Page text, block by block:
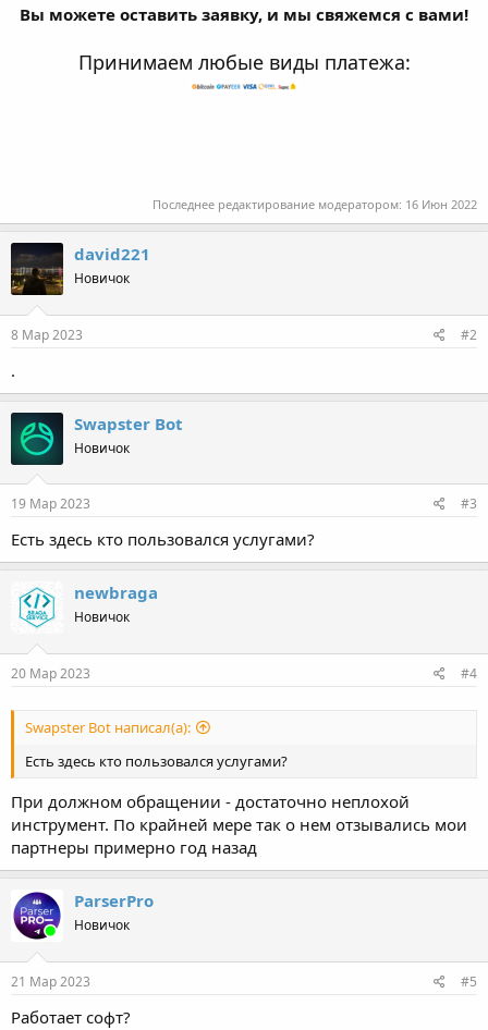
Вы можете оставить заявку, и мы свяжемся с вами!
Принимаем любые виды платежа:
Последнее редактирование модератором: 16 Июн 2022
david221
Новичок
8 Мар 2023 #2
.
Swapster Bot
Новичок
19 Мар 2023 #3
Есть здесь кто пользовался услугами?
newbraga
Новичок
20 Мар 2023 #4
Swapster Bot написал(а):
Есть здесь кто пользовался услугами?
При должном обращении - достаточно неплохой
инструмент. По крайней мере так о нем отзывались мои
партнеры примерно год назад
ParserPro
Новичок
21 Мар 2023 #5
Работает софт?